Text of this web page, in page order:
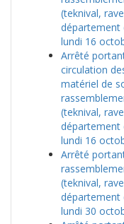
(teknival,
département
lundi 16
Arrêté
circulation
matériel de
(teknival,
département
lundi 16
Arrêté
(teknival,
département
lundi 30